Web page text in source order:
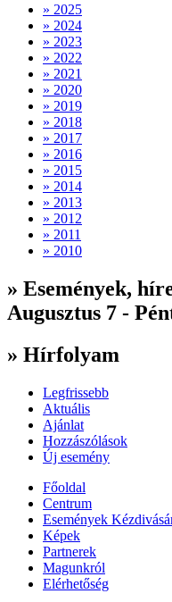
» 2025
» 2024
» 2023
» 2022
» 2021
» 2020
» 2019
» 2018
» 2017
» 2016
» 2015
» 2014
» 2013
» 2012
» 2011
» 2010
» Események,
Augusztus 7 -
» Hírfolyam
Legfrissebb
Aktuális
Ajánlat
Hozzászólások
Új esemény
Főoldal
Centrum
Események
Képek
Partnerek
Magunkról
Elérhetőség